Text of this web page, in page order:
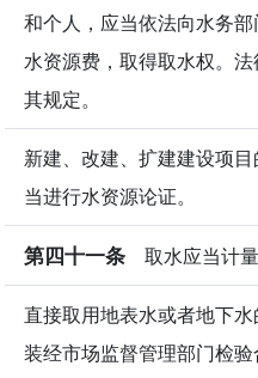
和个人，应当依法向水务
水资源费，取得取水权。
其规定。
新建、改建、扩建建设项
当进行水资源论证。
第四十一条 取水应当计量
直接取用地表水或者地下
装经市场监督管理部门检